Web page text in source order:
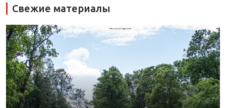
Свежие материалы